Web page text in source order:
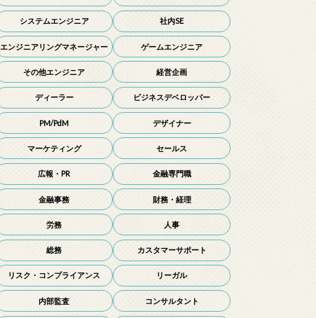
システムエンジニア 社内SE
エンジニアリングマネージャー ゲームエンジニア
その他エンジニア 経営企画
ディーラー ビジネスデベロッパー
PM/PdM デザイナー
マーケティング セールス
広報・PR 金融専門職
金融事務 財務・経理
労務 人事
総務 カスタマーサポート
リスク・コンプライアンス リーガル
内部監査 コンサルタント